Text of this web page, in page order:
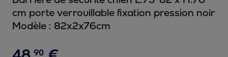
cm porte verrouillable fixation pression noir
Modèle : 82x2x76cm
90